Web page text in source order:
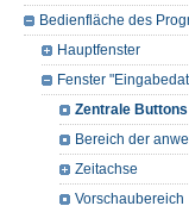
Bedienfläche des
Hauptfenster
Fenster
Zentrale Buttons
Bereich der
Zeitachse
Vorschaubereich